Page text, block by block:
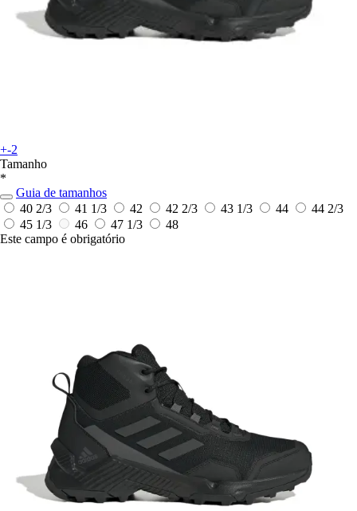
+-2
Tamanho
*
Guia de tamanhos
40 2/3
41 1/3 42 42 2/3 43 1/3 44
44 2/3
45 1/3
46 47 1/3
48
Este campo é obrigatório